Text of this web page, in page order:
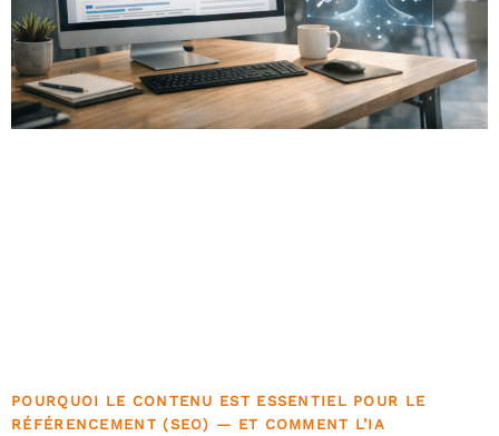
POURQUOI LE CONTENU EST ESSENTIEL POUR LE
RÉFÉRENCEMENT (SEO) — ET COMMENT L’IA